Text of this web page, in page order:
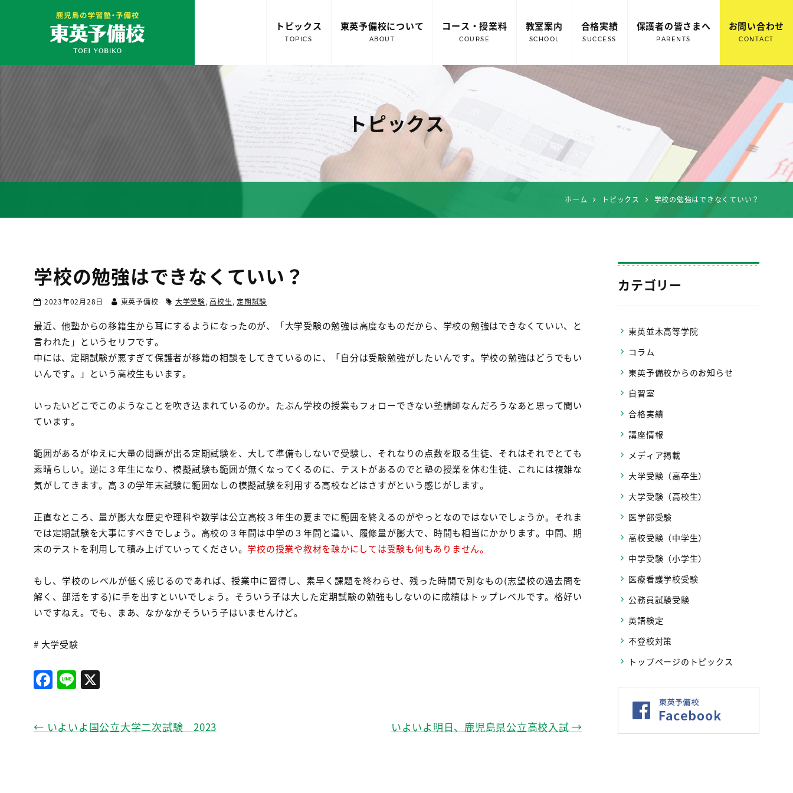
トピックス
TOPICS
東英予備校について
ABOUT
コース・授業料
COURSE
教室案内
SCHOOL
合格実績
SUCCESS
保護者の皆さまへ
PARENTS
お問い合わせ
CONTACT
トピックス
ホーム トピックス 学校の勉強はできなくていい？
学校の勉強はできなくていい？
2023年02月28日 東英予備校 大学受験,高校生, 定期試験
最近、他塾からの移籍生から耳にするようになったのが、「大学受験の勉強は高度なものだから、学校の勉強はできなくていい、と
言われた」というセリフです。
中には、定期試験が悪すぎて保護者が移籍の相談をしてきているのに、「自分は受験勉強がしたいんです。学校の勉強はどうでもい
いんです。」という高校生もいます。
いったいどこでこのようなことを吹き込まれているのか。たぶん学校の授業もフォローできない塾講師なんだろうなあと思って聞い
ています。
範囲があるがゆえに大量の問題が出る定期試験を、大して準備もしないで受験し、それなりの点数を取る生徒、それはそれでとても
素晴らしい。逆に３年生になり、模擬試験も範囲が無くなってくるのに、テストがあるのでと塾の授業を休む生徒、これには複雑な
気がしてきます。高３の学年末試験に範囲なしの模擬試験を利用する高校などはさすがという感じがします。
正直なところ、量が膨大な歴史や理科や数学は公立高校３年生の夏までに範囲を終えるのがやっとなのではないでしょうか。それま
では定期試験を大事にすべきでしょう。高校の３年間は中学の３年間と違い、履修量が膨大で、時間も相当にかかります。中間、期
末のテストを利用して積み上げていってください。 学校の授業や教材を疎かにしては受験も何もありません。
もし、学校のレベルが低く感じるのであれば、授業中に習得し、素早く課題を終わらせ、残った時間で別なもの(志望校の過去問を
解く、部活をする)に手を出すといいでしょう。そういう子は大した定期試験の勉強もしないのに成績はトップレベルです。格好い
いですねえ。でも、まあ、なかなかそういう子はいませんけど。
# 大学受験
F
a
c
e
Li
n
e
← いよいよ国公立大学二次試験 2023 いよいよ明日、鹿児島県公立高校入試→
カテゴリー
東英並木高等学院
コラム
東英予備校からのお知らせ
自習室
合格実績
講座情報
メディア掲載
大学受験（高卒生）
大学受験（高校生）
医学部受験
高校受験（中学生）
中学受験（小学生）
医療看護学校受験
公務員試験受験
英語検定
不登校対策
トップページのトピックス